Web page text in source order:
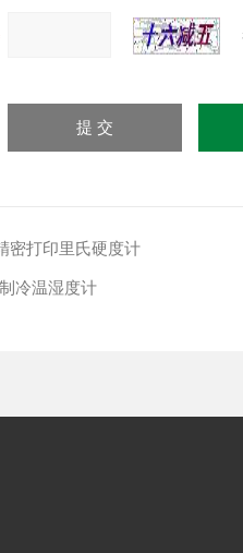
密打印里氏硬度计
冷温湿度计